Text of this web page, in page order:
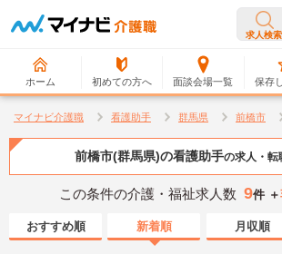
求人検索
ホーム 初めての方へ 面談会場一覧 保存
マイナビ介護職 看護助手 群馬県 前橋市
前橋市(群馬県)の看護助手の求人・転
この条件の介護・福祉求人数 9件 ＋
おすすめ順 新着順 月収順